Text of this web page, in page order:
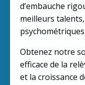
d’embauche
meilleurs
Obtenez notre
efficace de la
et la croissance